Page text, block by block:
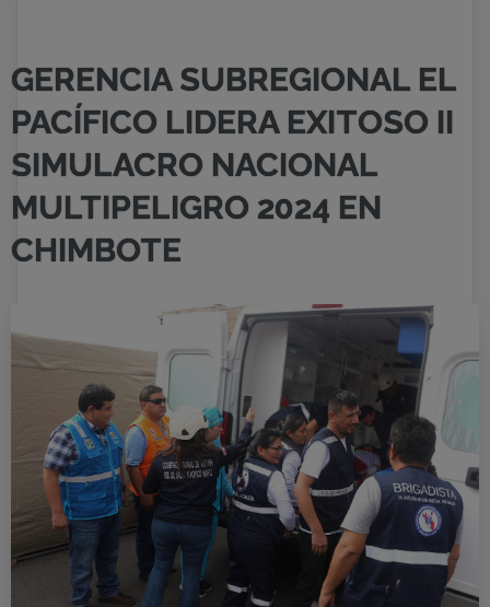
GERENCIA SUBREGIONAL EL
PACÍFICO LIDERA EXITOSO II
SIMULACRO NACIONAL
MULTIPELIGRO 2024 EN
CHIMBOTE